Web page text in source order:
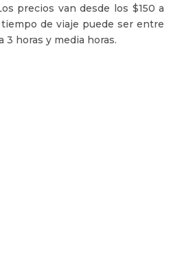
precios van desde los $150 a
de viaje puede ser entre
3 horas y media horas.